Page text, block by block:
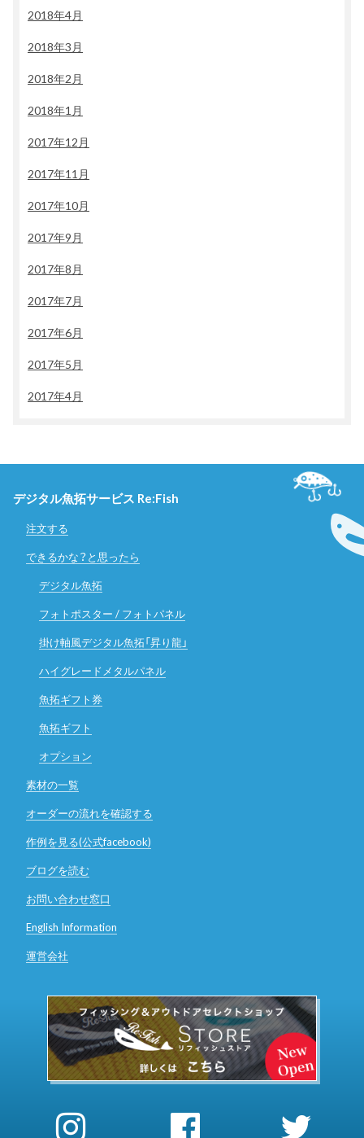
2018年4月
2018年3月
2018年2月
2018年1月
2017年12月
2017年11月
2017年10月
2017年9月
2017年8月
2017年7月
2017年6月
2017年5月
2017年4月
デジタル魚拓サービス Re:Fish
注文する
できるかな？と思ったら
デジタル魚拓
フォトポスター / フォトパネル
掛け軸風デジタル魚拓「昇り龍」
ハイグレードメタルパネル
魚拓ギフト券
魚拓ギフト
オプション
素材の一覧
オーダーの流れを確認する
作例を見る(公式facebook)
ブログを読む
お問い合わせ窓口
English Information
運営会社